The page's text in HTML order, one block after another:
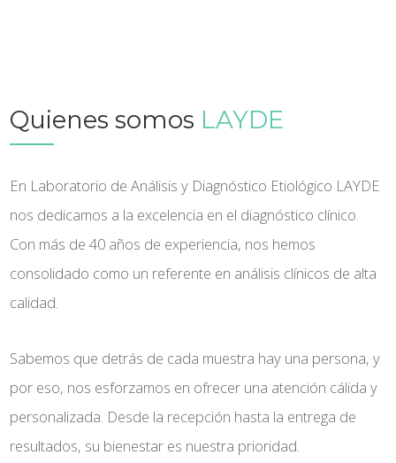
Quienes somos LAYDE
En Laboratorio de Análisis y Diagnóstico Etiológico LAYDE
nos dedicamos a la excelencia en el diagnóstico clínico.
Con más de 40 años de experiencia, nos hemos
consolidado como un referente en análisis clínicos de alta
calidad.
Sabemos que detrás de cada muestra hay una persona, y
por eso, nos esforzamos en ofrecer una atención cálida y
personalizada. Desde la recepción hasta la entrega de
resultados, su bienestar es nuestra prioridad.